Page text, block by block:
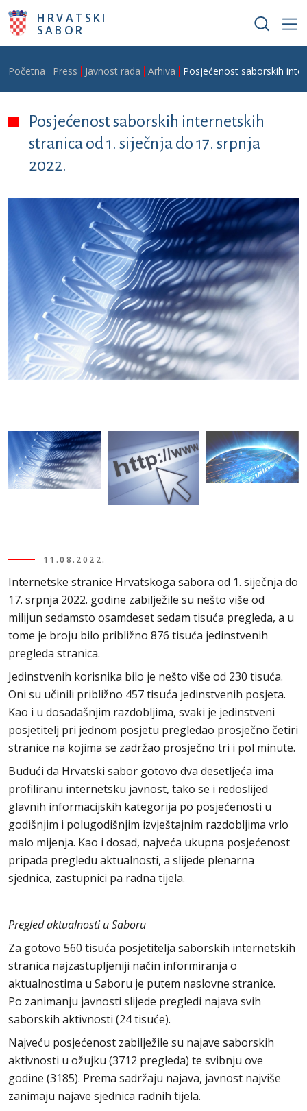
Skoči na glavni sadržaj
HRVATSKI
SABOR
Breadcrumb
Početna Press Javnost rada Arhiva Posjećenost saborskih
Posjećenost saborskih internetskih
stranica od 1. siječnja do 17. srpnja
2022.
11.08.2022.
Internetske stranice Hrvatskoga sabora od 1. siječnja do
17. srpnja 2022. godine zabilježile su nešto više od
milijun sedamsto osamdeset sedam tisuća pregleda, a u
tome je broju bilo približno 876 tisuća jedinstvenih
pregleda stranica.
Jedinstvenih korisnika bilo je nešto više od 230 tisuća.
Oni su učinili približno 457 tisuća jedinstvenih posjeta.
Kao i u dosadašnjim razdobljima, svaki je jedinstveni
posjetitelj pri jednom posjetu pregledao prosječno četiri
stranice na kojima se zadržao prosječno tri i pol minute.
Budući da Hrvatski sabor gotovo dva desetljeća ima
profiliranu internetsku javnost, tako se i redoslijed
glavnih informacijskih kategorija po posjećenosti u
godišnjim i polugodišnjim izvještajnim razdobljima vrlo
malo mijenja. Kao i dosad, najveća ukupna posjećenost
pripada pregledu aktualnosti, a slijede plenarna
sjednica, zastupnici pa radna tijela.
Pregled aktualnosti u Saboru
Za gotovo 560 tisuća posjetitelja saborskih internetskih
stranica najzastupljeniji način informiranja o
aktualnostima u Saboru je putem naslovne stranice.
Po zanimanju javnosti slijede pregledi najava svih
saborskih aktivnosti (24 tisuće).
Najveću posjećenost zabilježile su najave saborskih
aktivnosti u ožujku (3712 pregleda) te svibnju ove
godine (3185). Prema sadržaju najava, javnost najviše
zanimaju najave sjednica radnih tijela.